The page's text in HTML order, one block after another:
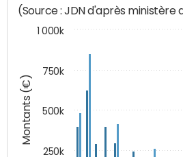
Montants (€)
(Source : JDN d'après ministère
250k
500k
750k
1 000k